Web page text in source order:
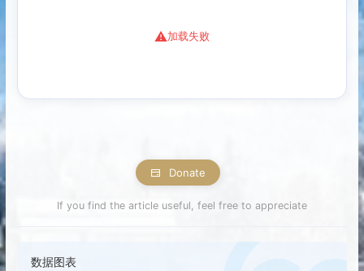
加载失败
Donate
If you find the article useful, feel free to appreciate
数据图表